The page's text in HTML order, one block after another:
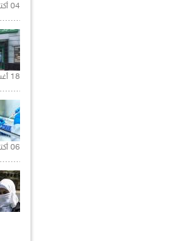
04 أكتوبر 2020 |
18 أغسطس 2020 |
06 أكتوبر 2021 |